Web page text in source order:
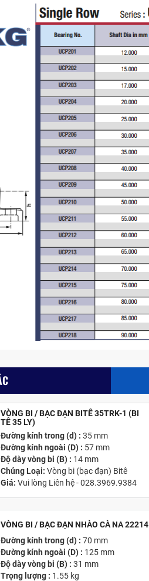
VÒNG BI / BẠC ĐẠN BITÊ 35TRK-1 (BI
TÊ 35 LY)
Đường kính trong (d) : 35 mm
Đường kính ngoài (D) : 57 mm
Độ dày vòng bi (B) : 14 mm
Chủng Loại:Vòng bi (bạc đạn) Bitê
Giá: Vui lòng Liên hệ - 028.3969.9384
VÒNG BI / BẠC ĐẠN NHÀO CÀ NA 22214
Đường kính trong (d) : 70 mm
Đường kính ngoài (D) : 125 mm
Độ dày vòng bi (B) : 31 mm
Trọng lượng : 1.55 kg